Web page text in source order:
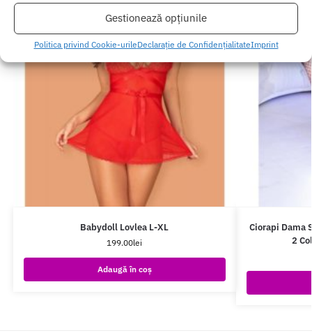
Gestionează opțiunile
Politica privind Cookie-urileDeclarație de ConfidențialitateImprint
Babydoll Lovlea L-XL
199.00lei
Adaugă în coș
Ciorapi Dama
2